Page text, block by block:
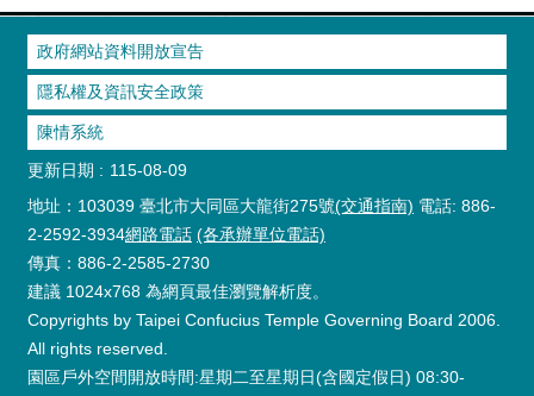
政府網站資料開放宣告
隱私權及資訊安全政策
陳情系統
更新日期
115-08-09
地址：103039 臺北市大同區大龍街275號(交通指南) 電話: 886-
2-2592-3934網路電話 (各承辦單位電話)
傳真：886-2-2585-2730
建議 1024x768 為網頁最佳瀏覽解析度。
Copyrights by Taipei Confucius Temple Governing Board 2006.
All rights reserved.
園區戶外空間開放時間:星期二至星期日(含國定假日) 08:30-